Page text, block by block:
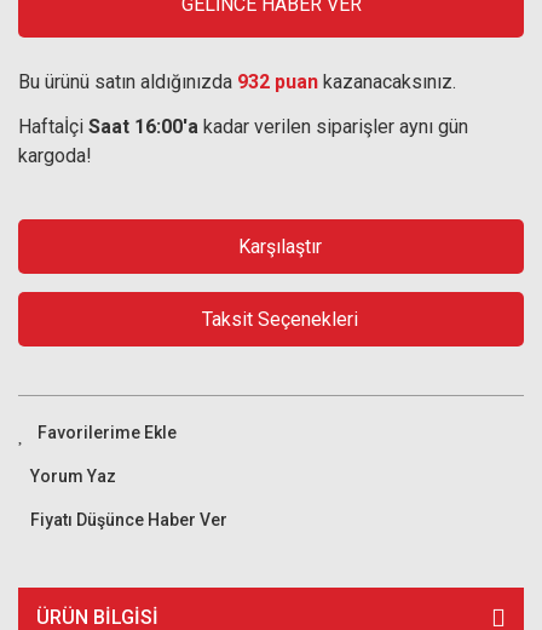
Bu ürünü satın aldığınızda 932 puan kazanacaksınız.
Haftaİçi Saat 16:00'a kadar verilen siparişler aynı gün
kargoda!
Karşılaştır
Taksit Seçenekleri
Yorum Yaz
Fiyatı Düşünce Haber Ver
ÜRÜN BILGISI